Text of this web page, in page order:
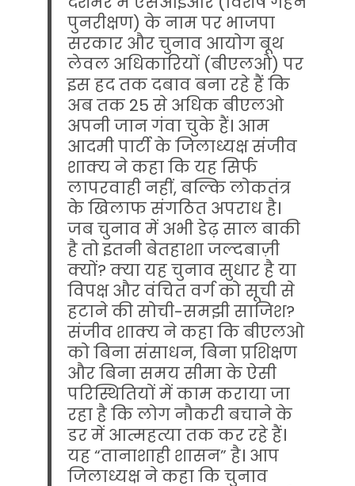
पुनरीक्षण) के नाम पर भाजपा
सरकार और चुनाव आयोग बूथ
लेवल अधिकारियों (बीएलओ) पर
इस हद तक दबाव बना रहे हैं कि
अब तक 25 से अधिक बीएलओ
अपनी जान गंवा चुके हैं। आम
आदमी पार्टी के जिलाध्यक्ष संजीव
शाक्य ने कहा कि यह सिर्फ
लापरवाही नहीं, बल्कि लोकतंत्र
के खिलाफ संगठित अपराध है।
जब चुनाव में अभी डेढ़ साल बाकी
है तो इतनी बेतहाशा जल्दबाज़ी
क्यों? क्या यह चुनाव सुधार है या
विपक्ष और वंचित वर्ग को सूची से
हटाने की सोची-समझी साजिश?
संजीव शाक्य ने कहा कि बीएलओ
को बिना संसाधन, बिना प्रशिक्षण
और बिना समय सीमा के ऐसी
परिस्थितियों में काम कराया जा
रहा है कि लोग नौकरी बचाने के
डर में आत्महत्या तक कर रहे हैं।
यह “तानाशाही शासन” है। आप
जिलाध्यक्ष ने कहा कि चुनाव